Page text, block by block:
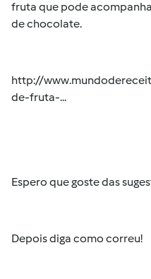
fruta que pode
de chocolate.
http://
de-fruta-...
Espero que goste das
Depois diga como correu!